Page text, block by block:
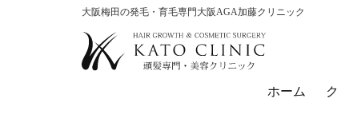
大阪梅田の発毛・育毛専門大阪AGA加藤クリニック
ホーム